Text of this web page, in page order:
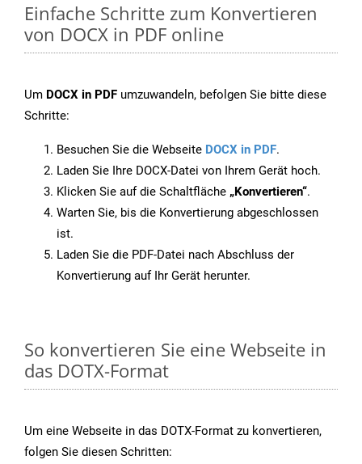
Einfache Schritte zum Konvertieren
von DOCX in PDF online
Um DOCX in PDF umzuwandeln, befolgen Sie bitte diese
Schritte:
Besuchen Sie die Webseite DOCX in PDF.
Laden Sie Ihre DOCX-Datei von Ihrem Gerät hoch.
Klicken Sie auf die Schaltfläche „Konvertieren“.
Warten Sie, bis die Konvertierung abgeschlossen
ist.
Laden Sie die PDF-Datei nach Abschluss der
Konvertierung auf Ihr Gerät herunter.
So konvertieren Sie eine Webseite in
das DOTX-Format
Um eine Webseite in das DOTX-Format zu konvertieren,
folgen Sie diesen Schritten: